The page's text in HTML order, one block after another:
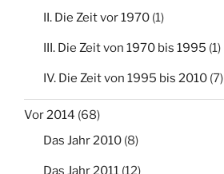
II. Die Zeit vor 1970 (1)
III. Die Zeit von 1970 bis 1995 (1)
IV. Die Zeit von 1995 bis 2010 (7)
Vor 2014 (68)
Das Jahr 2010 (8)
Das Jahr 2011 (12)